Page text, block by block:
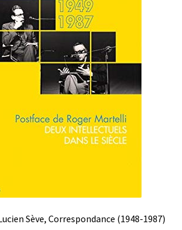
Sève, Correspondance (1948-1987)